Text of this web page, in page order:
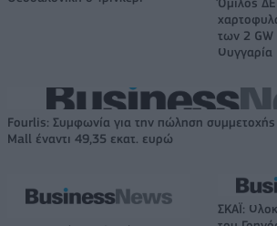
των 2 GW
Ουγγαρία
Fourlis: Συμφωνία για την πώληση
Mall έναντι 49,35 εκατ. ευρώ
ΣΚΑΪ: